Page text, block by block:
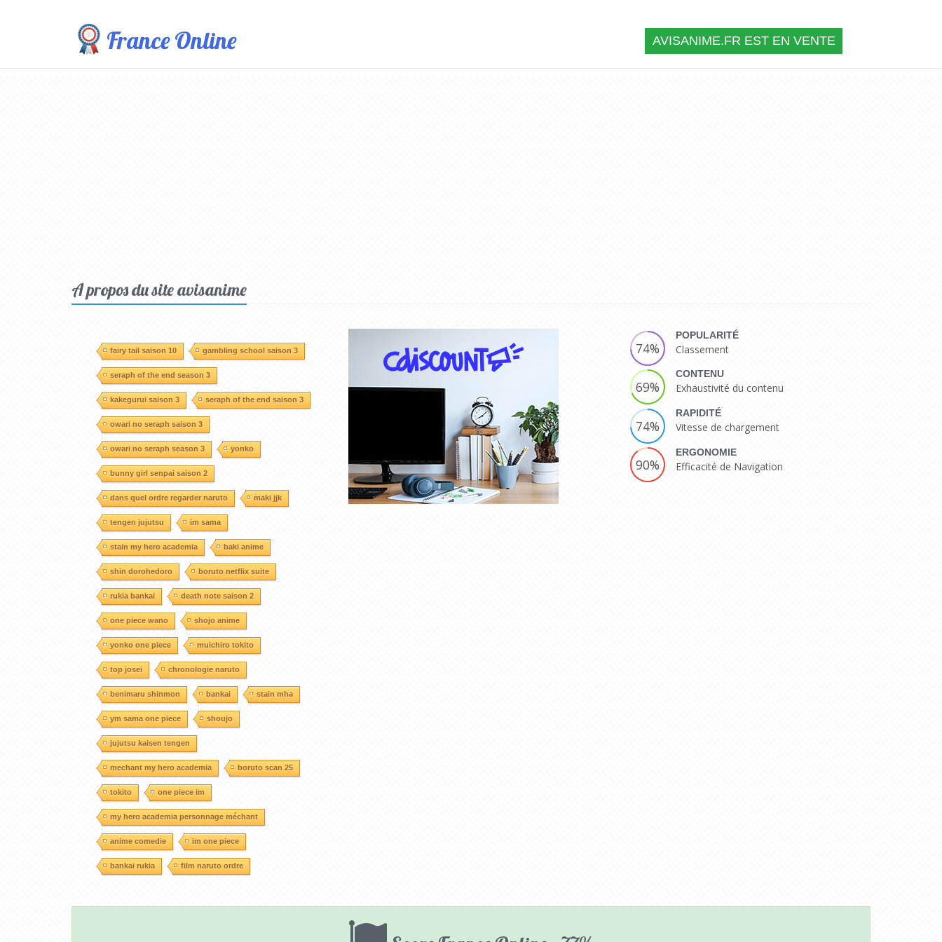
France Online AVISANIME.FR EST EN VENTE
A propos du site avisanime
fairy tail saison 10 gambling school saison 3
seraph of the end season 3
kakegurui saison 3 seraph of the end saison 3
owari no seraph saison 3
owari no seraph season 3 yonko
bunny girl senpai saison 2
dans quel ordre regarder naruto maki jjk
tengen jujutsu im sama
stain my hero academia baki anime
shin dorohedoro boruto netflix suite
rukia bankai death note saison 2
one piece wano shojo anime
yonko one piece muichiro tokito
top josei chronologie naruto
benimaru shinmon bankai stain mha
ym sama one piece shoujo
jujutsu kaisen tengen
mechant my hero academia boruto scan 25
tokito one piece im
my hero academia personnage méchant
anime comedie im one piece
bankai rukia film naruto ordre
74%
POPULARITÉ
Classement
69%
CONTENU
Exhaustivité du contenu
74%
RAPIDITÉ
Vitesse de chargement
90%
ERGONOMIE
Efficacité de Navigation